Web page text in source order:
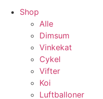
Shop
Alle
Dimsum
Vinkekat
Cykel
Vifter
Koi
Luftballoner